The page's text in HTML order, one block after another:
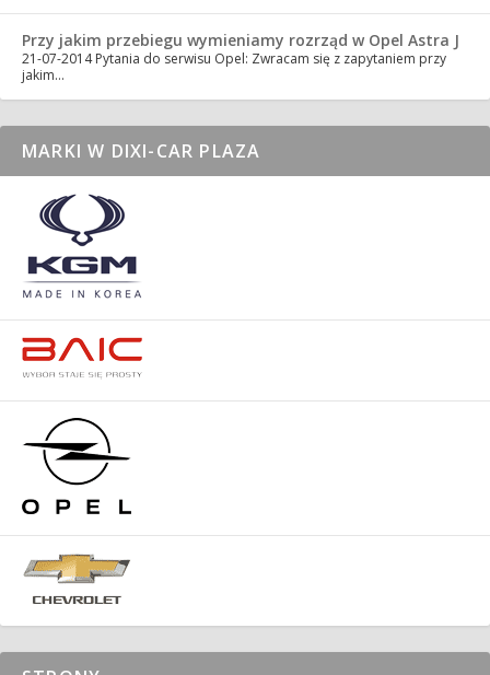
Przy jakim przebiegu wymieniamy rozrząd w Opel Astra J
21-07-2014 Pytania do serwisu Opel: Zwracam się z zapytaniem przy
jakim…
MARKI W DIXI-CAR PLAZA